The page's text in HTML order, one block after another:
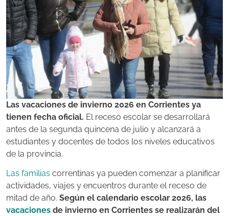
Las vacaciones de invierno 2026 en Corrientes ya
tienen fecha oficial. El receso escolar se desarrollará
antes de la segunda quincena de julio y alcanzará a
estudiantes y docentes de todos los niveles educativos
de la provincia.
Las familias correntinas ya pueden comenzar a planificar
actividades, viajes y encuentros durante el receso de
mitad de año. Según el calendario escolar 2026, las
vacaciones de invierno en Corrientes se realizarán del